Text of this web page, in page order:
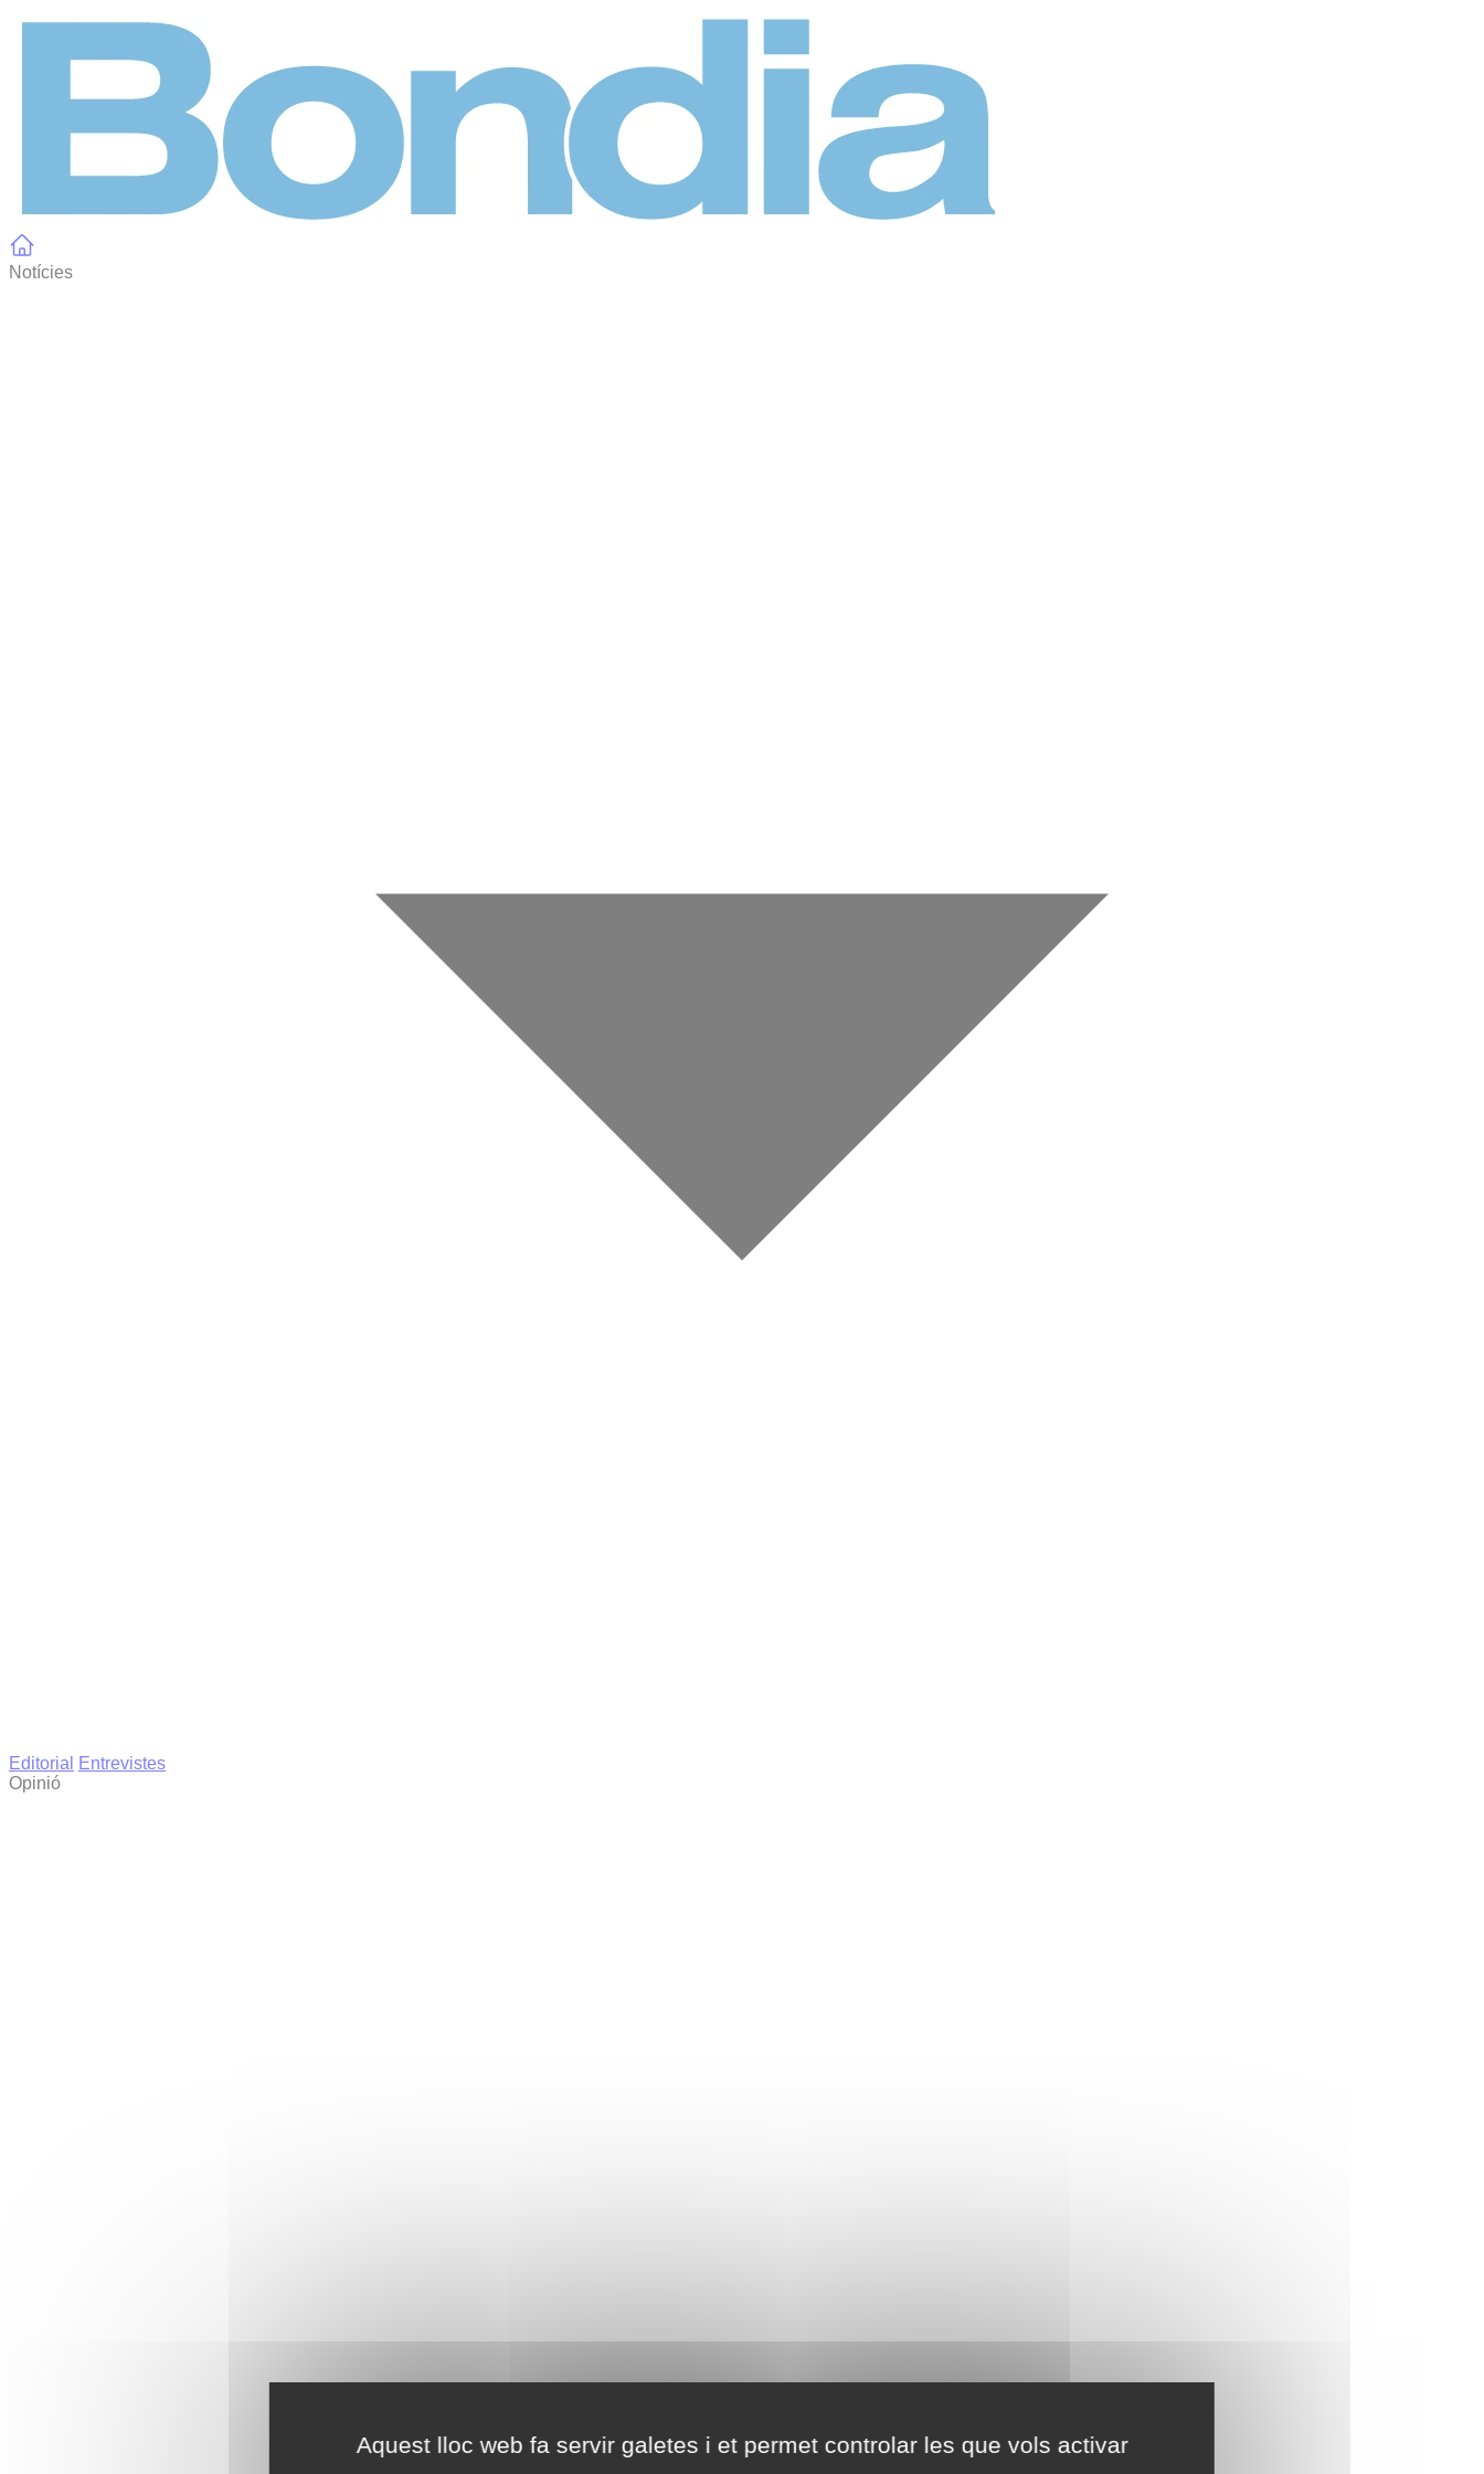
Aquest lloc web fa servir galetes i et permet controlar les que vols activar
Notícies
Editorial
Entrevistes
Opinió